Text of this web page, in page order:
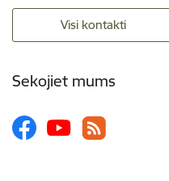
Visi kontakti
Sekojiet mums